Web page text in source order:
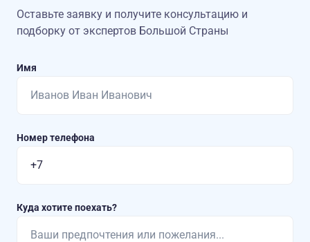
Оставьте заявку и получите консультацию и
подборку от экспертов Большой Страны
Имя
Номер телефона
Куда хотите поехать?